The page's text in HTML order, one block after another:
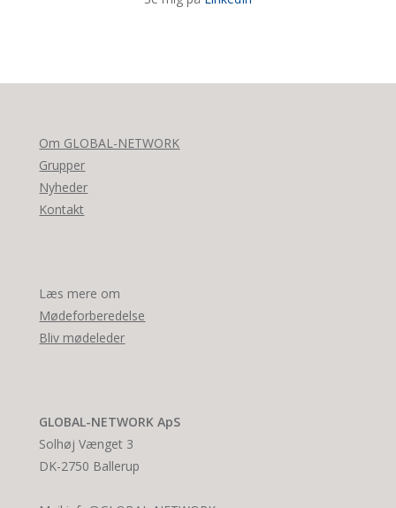
Om GLOBAL-NETWORK
Grupper
Nyheder
Kontakt
Læs mere om
Mødeforberedelse
Bliv mødeleder
GLOBAL-NETWORK ApS
Solhøj Vænget 3
DK-2750 Ballerup